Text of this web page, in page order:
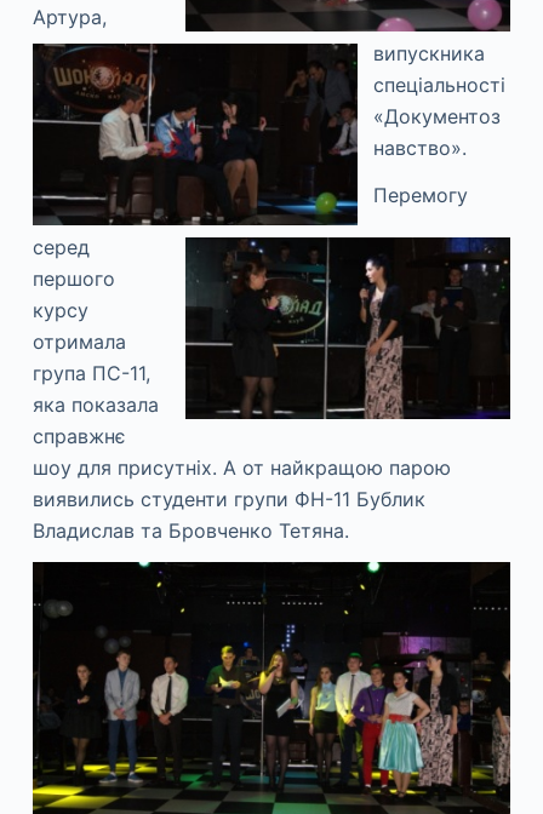
Артура,
випускника
спеціальності
«Документоз
навство».
Перемогу
серед
першого
курсу
отримала
група ПС-11,
яка показала
справжнє
шоу для присутніх. А от найкращою парою
виявились студенти групи ФН-11 Бублик
Владислав та Бровченко Тетяна.